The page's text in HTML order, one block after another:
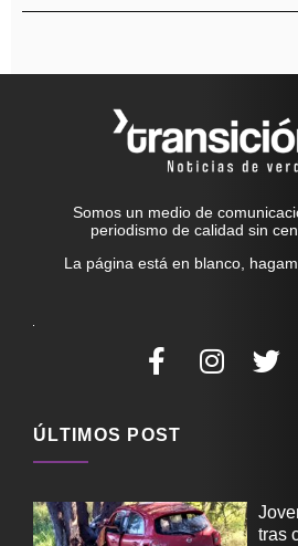
Somos un medio de
periodismo de calidad sin
La página está en blanco,
ÚLTIMOS POST
tras